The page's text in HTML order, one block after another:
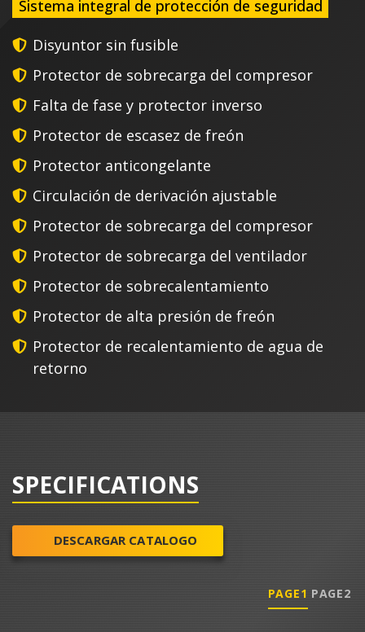
Sistema integral de protección de seguridad
Disyuntor sin fusible
Protector de sobrecarga del compresor
Falta de fase y protector inverso
Protector de escasez de freón
Protector anticongelante
Circulación de derivación ajustable
Protector de sobrecarga del compresor
Protector de sobrecarga del ventilador
Protector de sobrecalentamiento
Protector de alta presión de freón
Protector de recalentamiento de agua de
retorno
SPECIFICATIONS
DESCARGAR CATALOGO
PAGE1 PAGE2